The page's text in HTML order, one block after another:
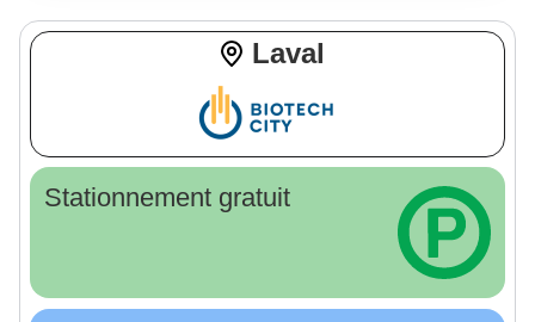
Laval
Stationnement gratuit